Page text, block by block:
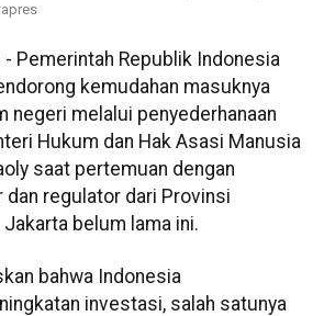
- Pemerintah Republik Indonesia
kemudahan masuknya
negeri melalui penyederhanaan
Hukum dan Hak Asasi Manusia
saat pertemuan dengan
regulator dari Provinsi
Jakarta belum lama ini.
bahwa Indonesia
investasi, salah satunya